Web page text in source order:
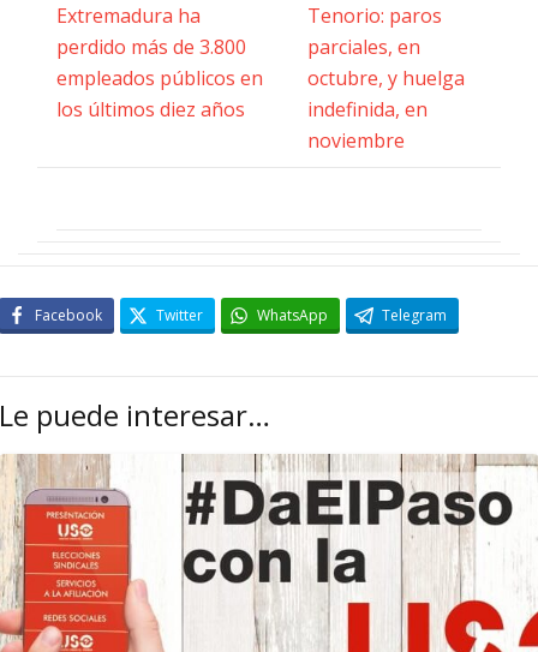
Extremadura ha
perdido más de 3.800
empleados públicos en
los últimos diez años
Tenorio: paros
parciales, en
octubre, y huelga
indefinida, en
noviembre
Facebook Twitter WhatsApp Telegram
Le puede interesar…